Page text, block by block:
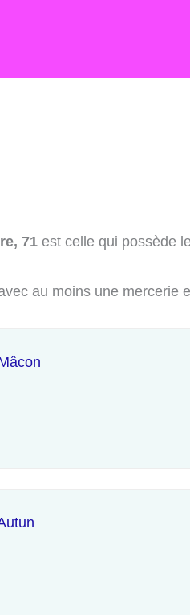
71 est celle qui possède
au moins une mercerie